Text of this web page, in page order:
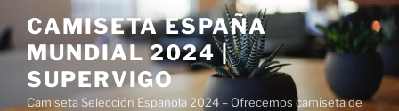
al
contenido
CAMISETA ESPAÑA
MUNDIAL 2024 |
SUPERVIGO
Camiseta Selección Española 2024 – Ofrecemos camiseta de